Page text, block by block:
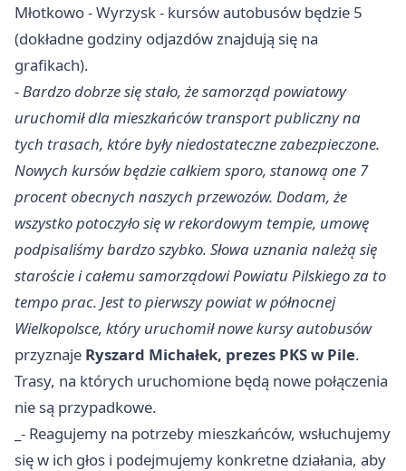
Młotkowo - Wyrzysk - kursów autobusów będzie 5
(dokładne godziny odjazdów znajdują się na
grafikach).
- Bardzo dobrze się stało, że samorząd powiatowy
uruchomił dla mieszkańców transport publiczny na
tych trasach, które były niedostateczne zabezpieczone.
Nowych kursów będzie całkiem sporo, stanową one 7
procent obecnych naszych przewozów. Dodam, że
wszystko potoczyło się w rekordowym tempie, umowę
podpisaliśmy bardzo szybko. Słowa uznania należą się
staroście i całemu samorządowi Powiatu Pilskiego za to
tempo prac. Jest to pierwszy powiat w północnej
Wielkopolsce, który uruchomił nowe kursy autobusów
przyznaje Ryszard Michałek, prezes PKS w Pile.
Trasy, na których uruchomione będą nowe połączenia
nie są przypadkowe.
_- Reagujemy na potrzeby mieszkańców, wsłuchujemy
się w ich głos i podejmujemy konkretne działania, aby